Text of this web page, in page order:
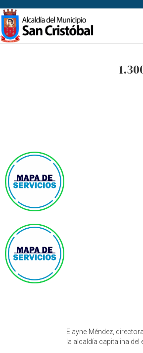
Elayne Méndez,
la alcaldía capitalina del